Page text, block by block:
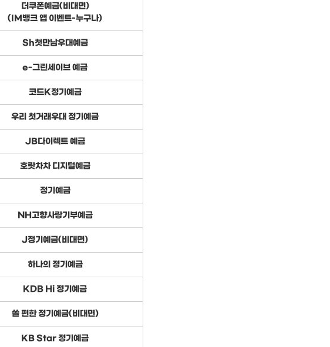
더쿠폰예금(비대면)
(IM뱅크 앱 이벤트-누구나)
Sh첫만남우대예금
e-그린세이브 예금
코드K정기예금
우리 첫거래우대 정기예금
JB다이렉트 예금
호랏차차 디지털예금
정기예금
NH고향사랑기부예금
J정기예금(비대면)
하나의 정기예금
KDB Hi 정기예금
쏠 편한 정기예금(비대면)
KB Star 정기예금